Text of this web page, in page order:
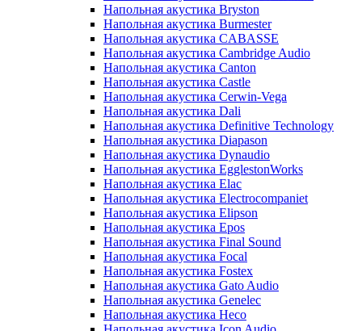
Напольная акустика Bryston
Напольная акустика Burmester
Напольная акустика CABASSE
Напольная акустика Cambridge Audio
Напольная акустика Canton
Напольная акустика Castle
Напольная акустика Cerwin-Vega
Напольная акустика Dali
Напольная акустика Definitive Technology
Напольная акустика Diapason
Напольная акустика Dynaudio
Напольная акустика EgglestonWorks
Напольная акустика Elac
Напольная акустика Electrocompaniet
Напольная акустика Elipson
Напольная акустика Epos
Напольная акустика Final Sound
Напольная акустика Focal
Напольная акустика Fostex
Напольная акустика Gato Audio
Напольная акустика Genelec
Напольная акустика Heco